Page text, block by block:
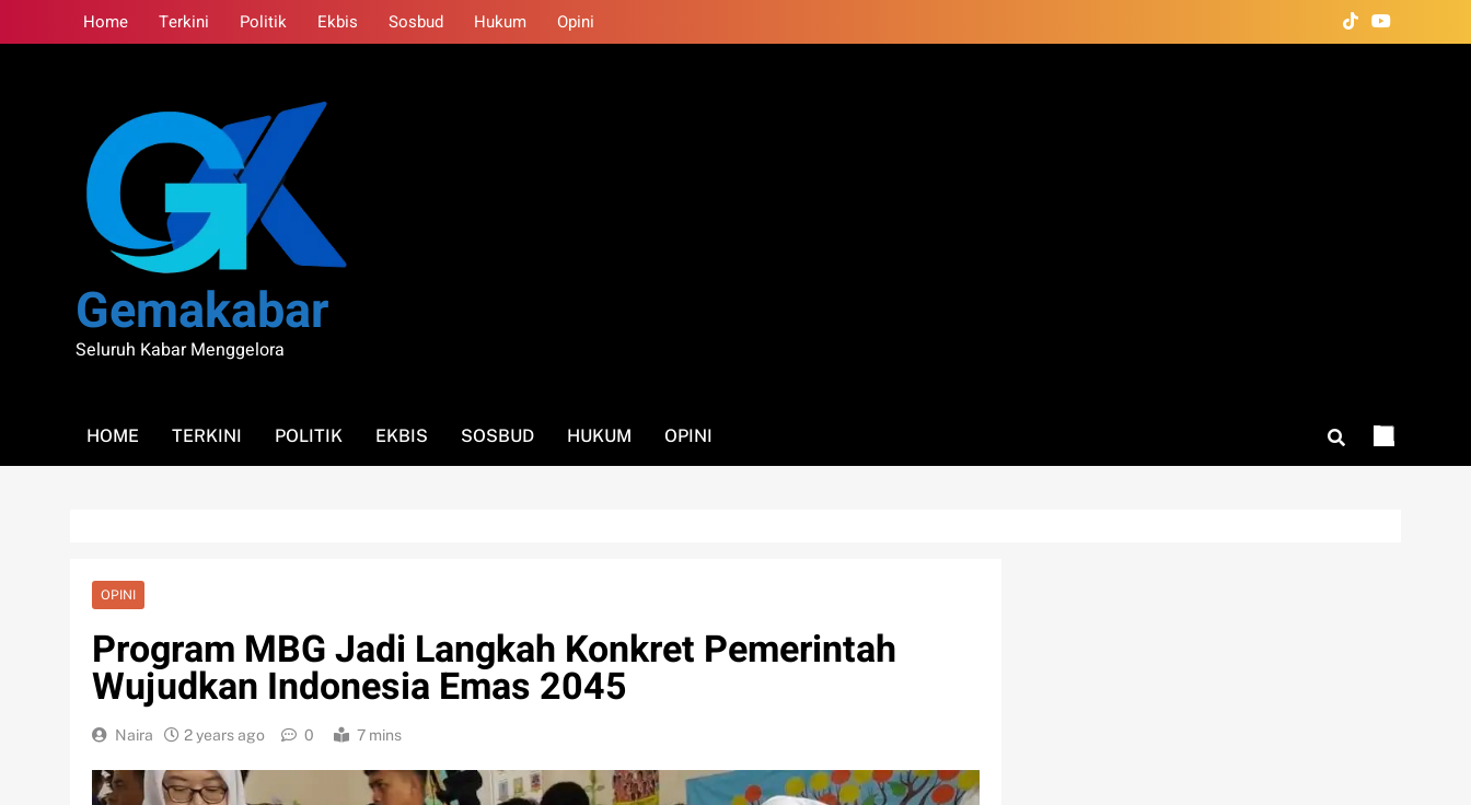
to
Home Terkini Politik Ekbis Sosbud Hukum Opini
Gemakabar
Seluruh Kabar Menggelora
HOME TERKINI POLITIK EKBIS SOSBUD HUKUM OPINI
OPINI
Program MBG Jadi Langkah Konkret Pemerintah
Wujudkan Indonesia Emas 2045
Naira 2 years ago 0 7 mins